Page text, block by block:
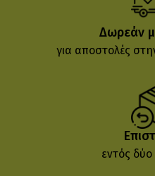
Δωρεάν
για αποστολές
εντός